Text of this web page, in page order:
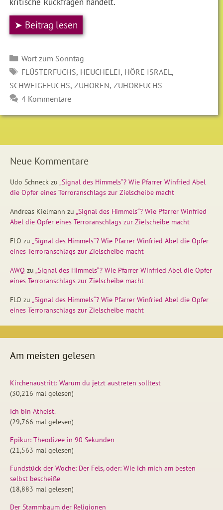
➤ Beitrag lesen
Kategorien
Wort zum Sonntag
SCHLAGWÖRTER
FLÜSTERFUCHS, HEUCHELEI, HÖRE ISRAEL ,
SCHWEIGEFUCHS,ZUHÖREN,ZUHÖRFUCHS
4 Kommentare
Neue Kommentare
Udo Schneck zu „Signal des Himmels“? Wie Pfarrer Winfried Abel
die Opfer eines Terroranschlags zur Zielscheibe macht
Andreas Kielmann zu „Signal des Himmels“? Wie Pfarrer Winfried
Abel die Opfer eines Terroranschlags zur Zielscheibe macht
FLO zu „Signal des Himmels“? Wie Pfarrer Winfried Abel die Opfer
eines Terroranschlags zur Zielscheibe macht
AWQ zu „Signal des Himmels“? Wie Pfarrer Winfried Abel die Opfer
eines Terroranschlags zur Zielscheibe macht
FLO zu „Signal des Himmels“? Wie Pfarrer Winfried Abel die Opfer
eines Terroranschlags zur Zielscheibe macht
Am meisten gelesen
Kirchenaustritt: Warum du jetzt austreten solltest
(30,216 mal gelesen)
Ich bin Atheist.
(29,766 mal gelesen)
Epikur: Theodizee in 90 Sekunden
(21,563 mal gelesen)
Fundstück der Woche: Der Fels, oder: Wie ich mich am besten
selbst bescheiße
(18,883 mal gelesen)
Der Stammbaum der Religionen